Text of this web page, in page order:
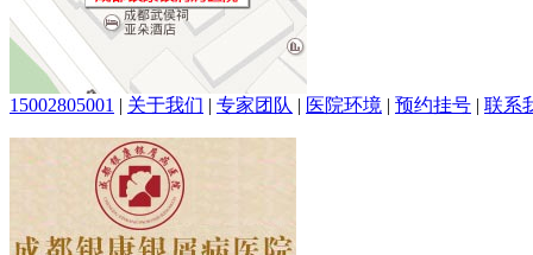
15002805001 | 关于我们 | 专家团队 | 医院环境 | 预约挂号 | 联系